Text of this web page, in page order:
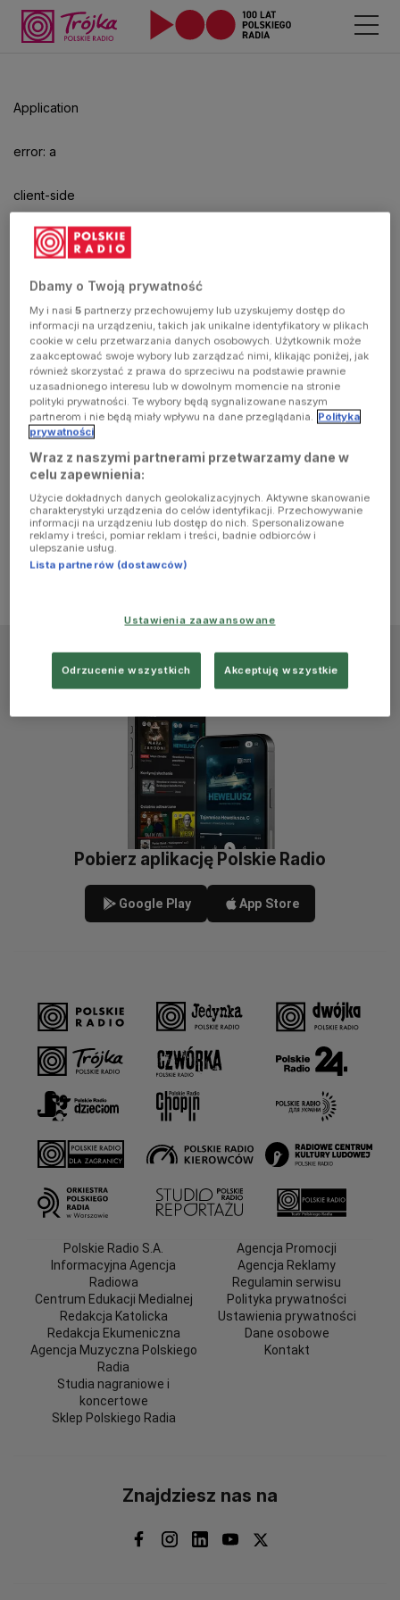
Application
error: a
client-side
exception
has
occurred
(see the
browser
console for
more
information)
aby
odtwarzać.
Pobierz aplikację Polskie Radio
Google Play App Store
Polskie Radio S.A.
Informacyjna Agencja
Radiowa
Centrum Edukacji Medialnej
Redakcja Katolicka
Redakcja Ekumeniczna
Agencja Muzyczna Polskiego
Radia
Studia nagraniowe i
koncertowe
Sklep Polskiego Radia
Agencja Promocji
Agencja Reklamy
Regulamin serwisu
Polityka prywatności
Ustawienia prywatności
Dane osobowe
Kontakt
Znajdziesz nas na
Dbamy o Twoją prywatność
My i nasi5 partnerzy przechowujemy lub uzyskujemy dostęp do
informacji na urządzeniu, takich jak unikalne identyfikatory w plikach
cookie w celu przetwarzania danych osobowych. Użytkownik może
zaakceptować swoje wybory lub zarządzać nimi, klikając poniżej, jak
również skorzystać z prawa do sprzeciwu na podstawie prawnie
uzasadnionego interesu lub w dowolnym momencie na stronie
polityki prywatności. Te wybory będą sygnalizowane naszym
partnerom i nie będą miały wpływu na dane przeglądania. Polityka
prywatności
Wraz z naszymi partnerami przetwarzamy dane w
celu zapewnienia:
Użycie dokładnych danych geolokalizacyjnych. Aktywne skanowanie
charakterystyki urządzenia do celów identyfikacji. Przechowywanie
informacji na urządzeniu lub dostęp do nich. Spersonalizowane
reklamy i treści, pomiar reklam i treści, badnie odbiorców i
ulepszanie usług.
Lista partnerów (dostawców)
Ustawienia zaawansowane
Odrzucenie wszystkich Akceptuję wszystkie